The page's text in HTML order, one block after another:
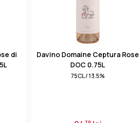
di
Davino Domaine Ceptura Rose
DOC 0.75L
75CL / 13.5%